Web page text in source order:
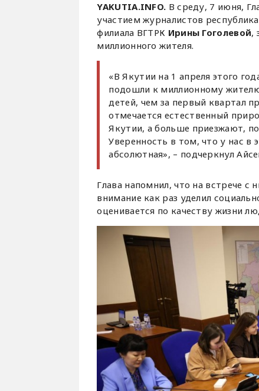
YAKUTIA.INFO. В среду, 7 июня,
участием журналистов
филиала ВГТРК Ирины Гоголевой,
миллионного жителя.
«В Якутии на 1 апреля этого
подошли к миллионному
детей, чем за первый квартал
отмечается естественный
Якутии, а больше приезжают,
Уверенность в том, что у нас в
абсолютная», – подчеркнул
Глава напомнил, что на встрече с
внимание как раз уделил
оценивается по качеству жизни